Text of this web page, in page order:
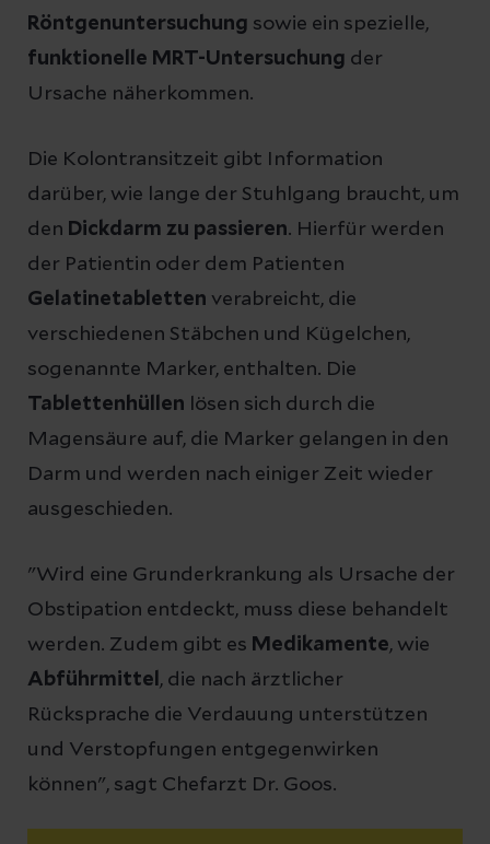
Röntgenuntersuchung sowie ein spezielle,
funktionelle MRT-Untersuchung der
Ursache näherkommen.
Die Kolontransitzeit gibt Information
darüber, wie lange der Stuhlgang braucht, um
den Dickdarm zu passieren. Hierfür werden
der Patientin oder dem Patienten
Gelatinetabletten verabreicht, die
verschiedenen Stäbchen und Kügelchen,
sogenannte Marker, enthalten. Die
Tablettenhüllen
lösen sich durch die
Magensäure auf, die Marker gelangen in den
Darm und werden nach einiger Zeit wieder
ausgeschieden.
"Wird eine Grunderkrankung als Ursache der
Obstipation entdeckt, muss diese behandelt
werden. Zudem gibt es Medikamente, wie
Abführmittel , die nach ärztlicher
Rücksprache die Verdauung unterstützen
und Verstopfungen entgegenwirken
können", sagt Chefarzt Dr. Goos.